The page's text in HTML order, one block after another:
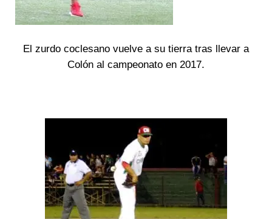
El zurdo coclesano vuelve a su tierra tras llevar a
Colón al campeonato en 2017.